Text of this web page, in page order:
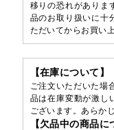
移りの恐れがありま
品のお取り扱いに十
ただいてからお買い
【在庫について】
ご注文いただいた場
品は在庫変動が激し
ございます。あらか
【欠品中の商品に